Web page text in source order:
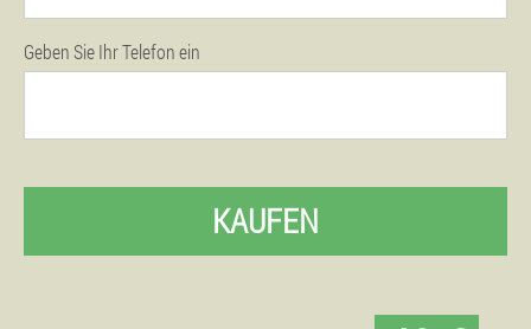
Geben Sie Ihr Telefon ein
KAUFEN